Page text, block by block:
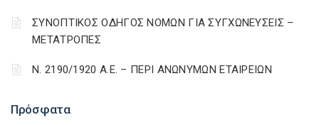
Πρόσφατα
ΣΥΝΟΠΤΙΚΟΣ ΟΔΗΓΟΣ ΝΟΜΩΝ ΓΙΑ ΣΥΓΧΩΝΕΥΣΕΙΣ –
ΜΕΤΑΤΡΟΠΕΣ
Ν. 2190/1920 Α.Ε. – ΠΕΡΙ ΑΝΩΝΥΜΩΝ ΕΤΑΙΡΕΙΩΝ